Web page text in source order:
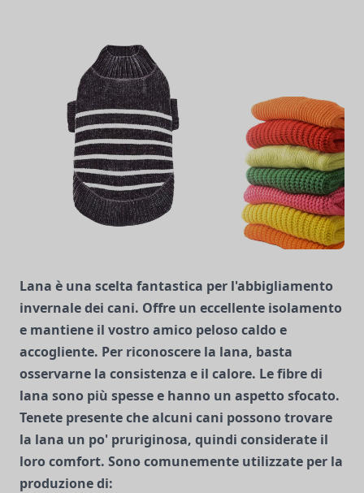
Lana è una scelta fantastica per l'abbigliamento
invernale dei cani. Offre un eccellente isolamento
e mantiene il vostro amico peloso caldo e
accogliente. Per riconoscere la lana, basta
osservarne la consistenza e il calore. Le fibre di
lana sono più spesse e hanno un aspetto sfocato.
Tenete presente che alcuni cani possono trovare
la lana un po' pruriginosa, quindi considerate il
loro comfort. Sono comunemente utilizzate per la
produzione di: